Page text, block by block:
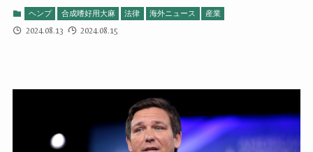
ヘンプ 合成嗜好用大麻 法律 海外ニュース 産業
2024.08.13 2024.08.15